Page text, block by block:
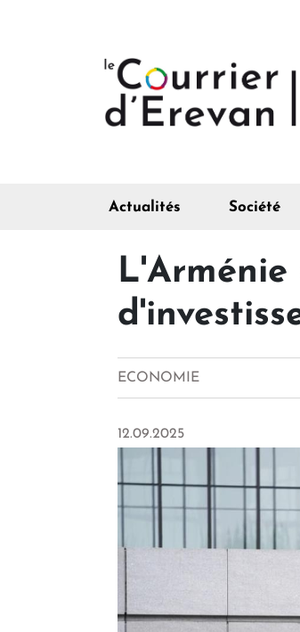
Actualités Société
ECONOMIE
12.09.2025